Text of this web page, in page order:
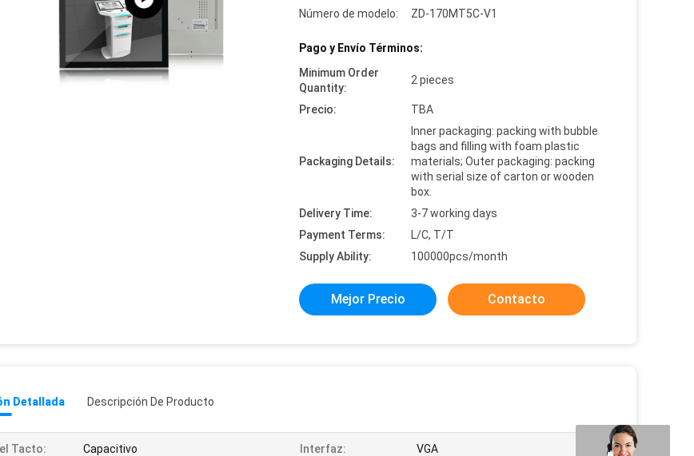
Número de modelo:
ZD-170MT5C-V1
Pago y Envío Términos:
Minimum Order
Quantity:
2 pieces
Precio: TBA
Packaging Details:
Inner packaging: packing with bubble
bags and filling with foam plastic
materials; Outer packaging: packing
with serial size of carton or wooden
box.
Delivery Time:
3-7 working days
Payment Terms:
L/C, T/T
Supply Ability:
100000pcs/month
Mejor Precio Contacto
Detallada Descripción De Producto
Tacto: Capacitivo Interfaz: VGA